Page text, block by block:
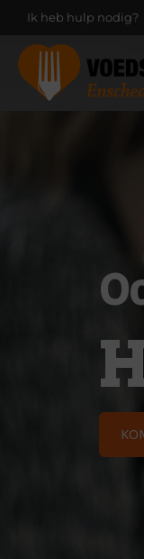
Ik heb hulp nodig?